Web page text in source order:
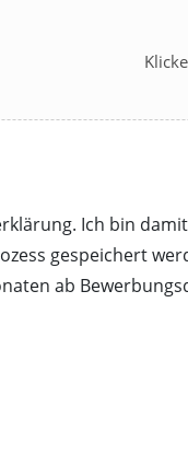
Ich bin
gespeichert
ab